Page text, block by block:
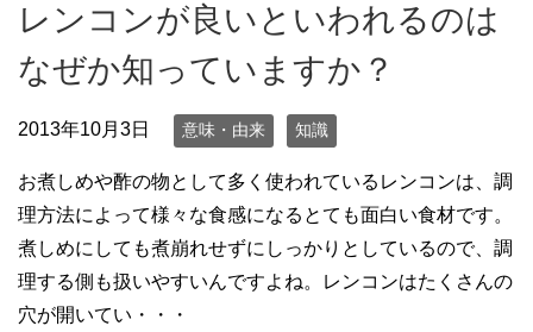
レンコンが良いといわれるのは
なぜか知っていますか？
2013年10月3日 意味・由来 知識
お煮しめや酢の物として多く使われているレンコンは、調
理方法によって様々な食感になるとても面白い食材です。
煮しめにしても煮崩れせずにしっかりとしているので、調
理する側も扱いやすいんですよね。レンコンはたくさんの
穴が開いてい・・・